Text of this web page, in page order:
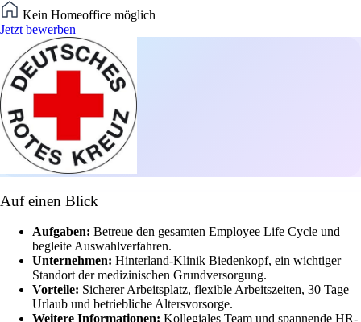
Kein Homeoffice möglich
Jetzt bewerben
Auf einen Blick
Aufgaben: Betreue den gesamten Employee Life Cycle und
begleite Auswahlverfahren.
Unternehmen: Hinterland-Klinik Biedenkopf, ein wichtiger
Standort der medizinischen Grundversorgung.
Vorteile: Sicherer Arbeitsplatz, flexible Arbeitszeiten, 30 Tage
Urlaub und betriebliche Altersvorsorge.
Weitere Informationen: Kollegiales Team und spannende HR-